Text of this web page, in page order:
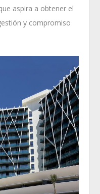
aspira a obtener el
y compromiso